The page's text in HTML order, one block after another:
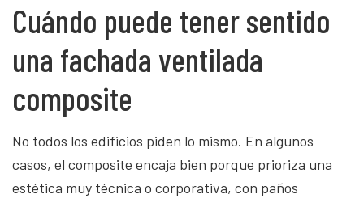
Cuándo puede tener sentido
una fachada ventilada
composite
No todos los edificios piden lo mismo. En algunos
casos, el composite encaja bien porque prioriza una
estética muy técnica o corporativa, con paños